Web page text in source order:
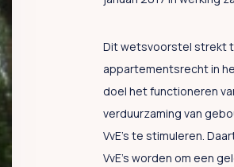
Dit wetsvoorstel strekt
appartementsrecht in
doel het functioneren
verduurzaming van
VvE’s te stimuleren.
VvE’s worden om een